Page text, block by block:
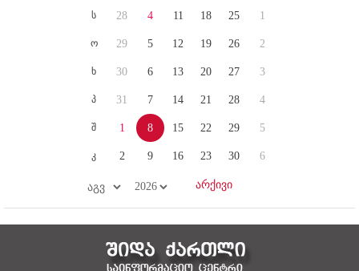
ს
ო
ხ
პ
შ
კ
28
29
30
31
1
2
4
5
6
7
8
9
11
12
13
14
15
16
18
19
20
21
22
23
25
26
27
28
29
30
1
2
3
4
5
6